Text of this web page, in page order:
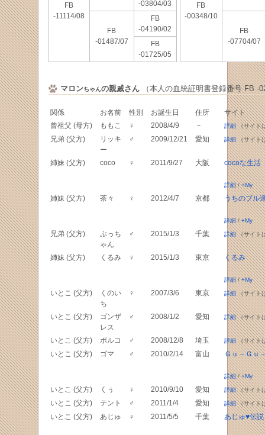
FB
-11114/08
-03804/03
FB
-01487/07
FB
-04190/02
FB
-01725/05
FB
-00348/10
FB
-07704/07
マロンちゃんの親戚さん（本人の血統証明書登録番号 FB -
関係 お名前 性別 お誕生日 住所
サイト
曾祖父 (母方)
ももこ ♀ 2008/4/9 － 詳細（サイト
兄弟 (父方)
リッキ
ー
♂ 2009/12/21 愛知 詳細（サイト
姉妹 (父方) coco ♀ 2011/9/27 大阪 cocoな生活
詳細/+My
姉妹 (父方) 茶々 ♀ 2012/4/7 京都 うちのブル
詳細/+My
兄弟 (父方)
ぶっち
ゃん
♂ 2015/1/3 千葉 詳細（サイト
姉妹 (父方) くるみ ♀ 2015/1/3 東京 くるみ
詳細/+My
いとこ (父方)
くのい
ち
♀ 2007/3/6 東京 詳細（サイト
いとこ (父方)
ゴンザ
レス
♂ 2008/1/2 愛知 詳細（サイト
いとこ (父方) ポルコ ♂ 2008/12/8 埼玉 詳細（サイト
いとこ (父方) ゴマ ♂ 2010/2/14 富山 Ｇｕ－Ｇｕ
詳細/+My
いとこ (父方) くぅ ♀ 2010/9/10 愛知 詳細（サイト
いとこ (父方) テント ♂ 2011/1/4 愛知 詳細（サイト
いとこ (父方) あじゅ ♀ 2011/5/5 千葉 あじゅ♥伝説